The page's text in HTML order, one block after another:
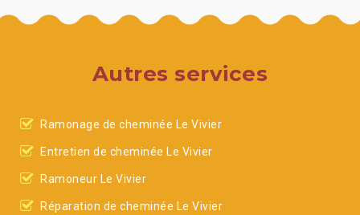
Autres services
Ramonage de cheminée Le Vivier
Entretien de cheminée Le Vivier
Ramoneur Le Vivier
Réparation de cheminée Le Vivier